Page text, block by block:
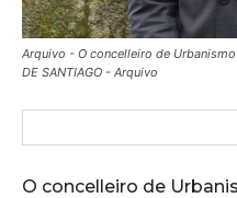
Arquivo - O concelleiro de
DE SANTIAGO - Arquivo
O concelleiro de